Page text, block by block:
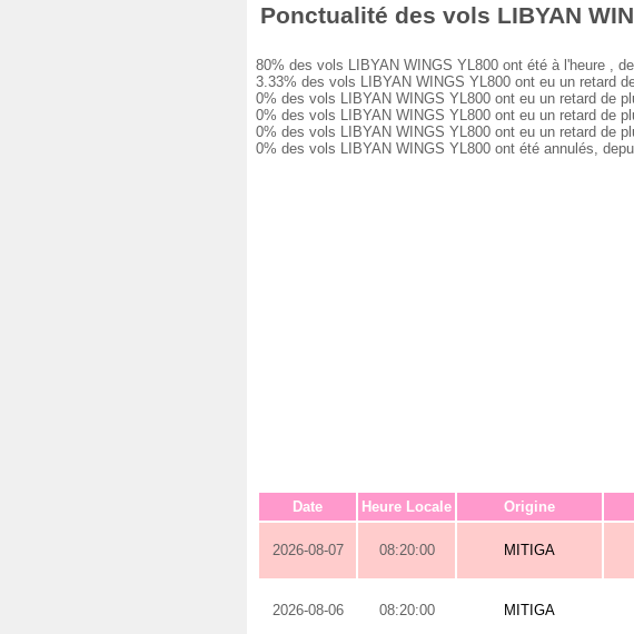
Ponctualité des vols LIBYAN
80% des vols LIBYAN WINGS YL800 ont été à l'heure ,
3.33% des vols LIBYAN WINGS YL800 ont eu un retard
0% des vols LIBYAN WINGS YL800 ont eu un retard de
0% des vols LIBYAN WINGS YL800 ont eu un retard de
0% des vols LIBYAN WINGS YL800 ont eu un retard de
0% des vols LIBYAN WINGS YL800 ont été annulés,
Date Heure Locale Origine
2026-08-07 08:20:00 MITIGA
2026-08-06 08:20:00 MITIGA